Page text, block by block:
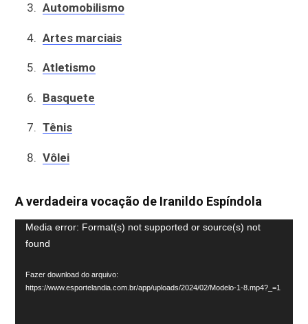
Automobilismo
Artes marciais
Atletismo
Basquete
Tênis
Vôlei
A verdadeira vocação de Iranildo Espíndola
Tocador
de
vídeo
Media error: Format(s) not supported or source(s) not
found
Fazer download do arquivo:
https://www.esportelandia.com.br/app/uploads/2024/02/Modelo-1-8.mp4?_=1